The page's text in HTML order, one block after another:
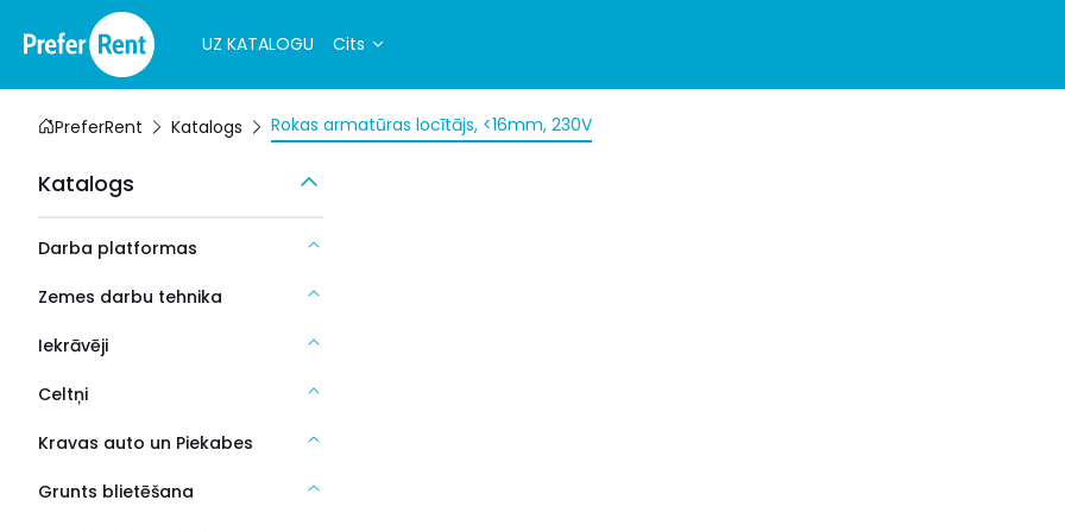
UZ KATALOGU Cits
PreferRent Katalogs Rokas armatūras locītājs, <16mm, 230V
Katalogs
Darba platformas
Zemes darbu tehnika
Iekrāvēji
Celtņi
Kravas auto un Piekabes
Grunts blietēšana